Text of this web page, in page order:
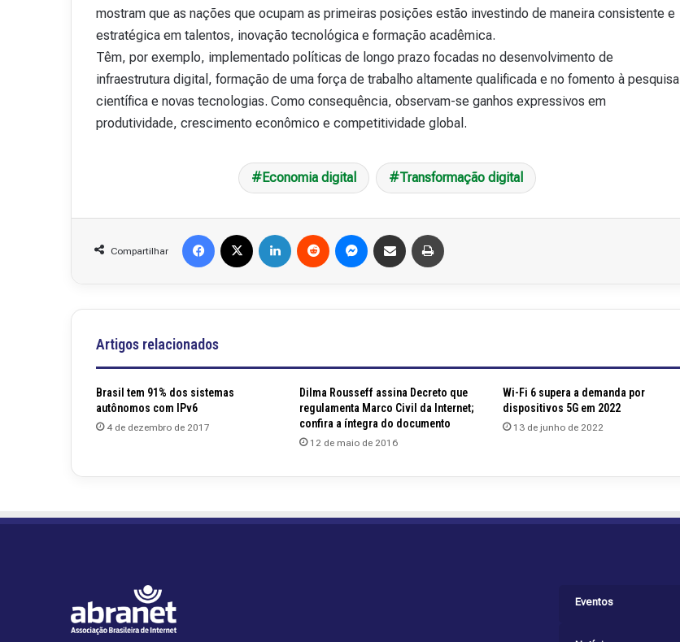
mostram que as nações que ocupam as primeiras posições estão investindo de maneira consistente e
estratégica em talentos, inovação tecnológica e formação acadêmica.
Têm, por exemplo, implementado políticas de longo prazo focadas no desenvolvimento de
infraestrutura digital, formação de uma força de trabalho altamente qualificada e no fomento à pesquisa
científica e novas tecnologias. Como consequência, observam-se ganhos expressivos em
produtividade, crescimento econômico e competitividade global.
Economia digital Transformação digital
Compartilhar
Artigos relacionados
Brasil tem 91% dos sistemas
autônomos com IPv6
4 de dezembro de 2017
Dilma Rousseff assina Decreto que
regulamenta Marco Civil da Internet;
confira a íntegra do documento
12 de maio de 2016
Wi-Fi 6 supera a demanda por
dispositivos 5G em 2022
13 de junho de 2022
Eventos